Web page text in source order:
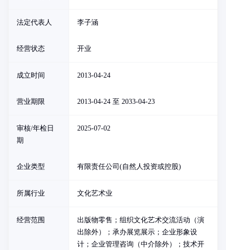
法定代表人 李子涵
经营状态 开业
成立时间 2013-04-24
营业期限 2013-04-24 至 2033-04-23
审核/年检日
期
2025-07-02
企业类型 有限责任公司(自然人投资或控股)
所属行业 文化艺术业
经营范围
出版物零售；组织文化艺术交流活动（演
出除外）；承办展览展示；企业形象设
计；企业管理咨询（中介除外）；技术开